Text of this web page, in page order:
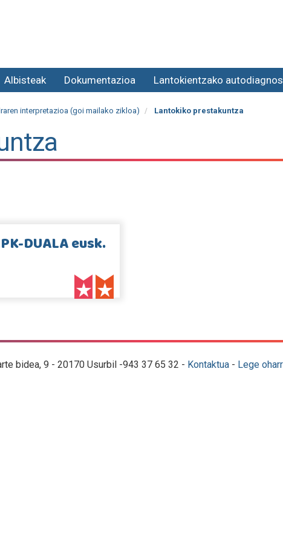
Albisteak Dokumentazioa Lantokientzako
interpretazioa (goi mailako zikloa) Lantokiko prestakuntza
DUALA eusk.
bidea, 9 - 20170 Usurbil -943 37 65 32 - Kontaktua- Lege